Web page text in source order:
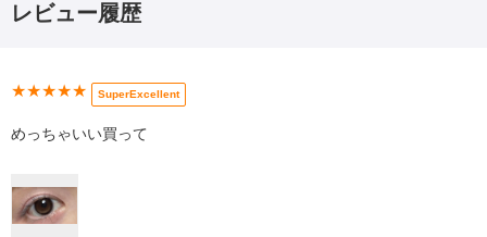
レビュー履歴
★★★★★ SuperExcellent
めっちゃいい買って